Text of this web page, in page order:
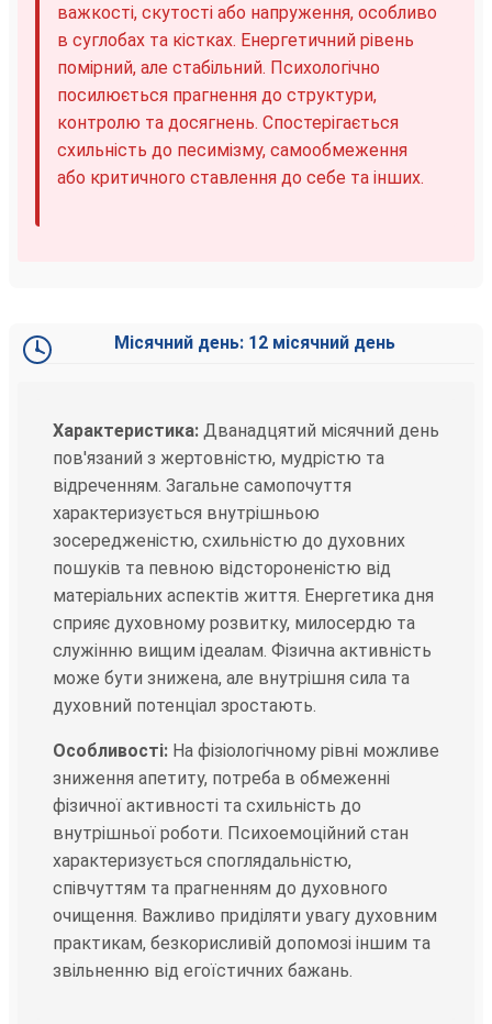
важкості, скутості або напруження, особливо
в суглобах та кістках. Енергетичний рівень
помірний, але стабільний. Психологічно
посилюється прагнення до структури,
контролю та досягнень. Спостерігається
схильність до песимізму, самообмеження
або критичного ставлення до себе та інших.
Місячний день: 12 місячний день
Характеристика: Дванадцятий місячний день
пов'язаний з жертовністю, мудрістю та
відреченням. Загальне самопочуття
характеризується внутрішньою
зосередженістю, схильністю до духовних
пошуків та певною відстороненістю від
матеріальних аспектів життя. Енергетика дня
сприяє духовному розвитку, милосердю та
служінню вищим ідеалам. Фізична активність
може бути знижена, але внутрішня сила та
духовний потенціал зростають.
Особливості: На фізіологічному рівні можливе
зниження апетиту, потреба в обмеженні
фізичної активності та схильність до
внутрішньої роботи. Психоемоційний стан
характеризується споглядальністю,
співчуттям та прагненням до духовного
очищення. Важливо приділяти увагу духовним
практикам, безкорисливій допомозі іншим та
звільненню від егоїстичних бажань.